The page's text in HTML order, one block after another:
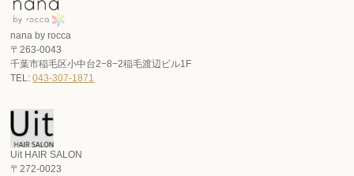
nana by rocca
〒263-0043
千葉市稲毛区小中台2−8−2稲毛渡辺ビル1F
TEL:043-307-1871
Uit HAIR SALON
〒272-0023